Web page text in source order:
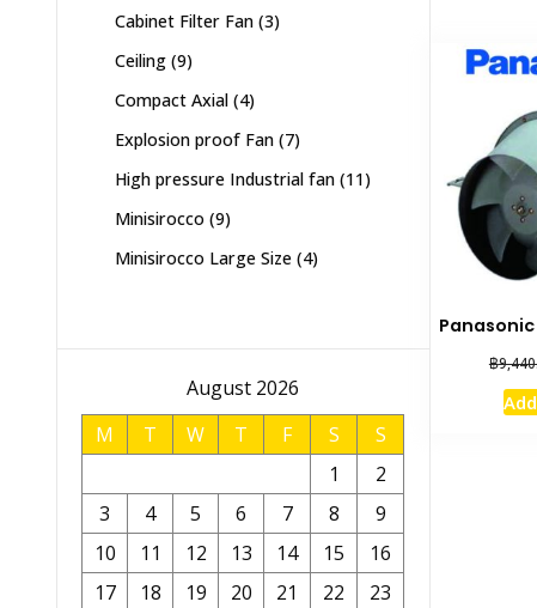
Panasonic
฿
Cabinet Filter Fan 33
Ceiling 99
Compact Axial 44
Explosion proof Fan 77
High pressure Industrial fan 1111
Minisirocco 99
Minisirocco Large Size 44
August 2026
M
T W T F S
S
1
2
3
4 5 6 7 8
9
10
11 12 13 14 15
16
17
18 19 20 21 22
23